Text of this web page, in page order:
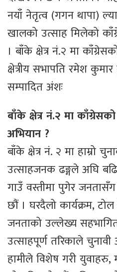
नयाँ नेतृत्व (गगन थापा)
खालको उत्साह मिलेको
। बाँके क्षेत्र नं.२ मा
क्षेत्रीय सभापति रमेश
सम्पादित अंशः
बाँके क्षेत्र नं.२ मा
अभियान ?
बाँके क्षेत्र नं. २ मा हाम्रो
उत्साहजनक ढङ्गले अघि
गाउँ वस्तीमा पुगेर जनतासँग
छौं । घरदैलो कार्यक्रम,
जनताको उल्लेख्य
उत्साहपूर्ण तरिकाले
हामीले विशेष गरी